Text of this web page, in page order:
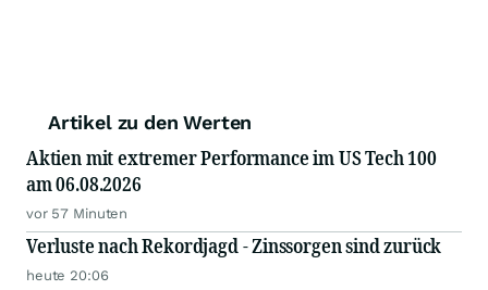
Artikel zu den Werten
Aktien mit extremer Performance im US Tech 100
am 06.08.2026
vor 57 Minuten
Verluste nach Rekordjagd - Zinssorgen sind zurück
heute 20:06